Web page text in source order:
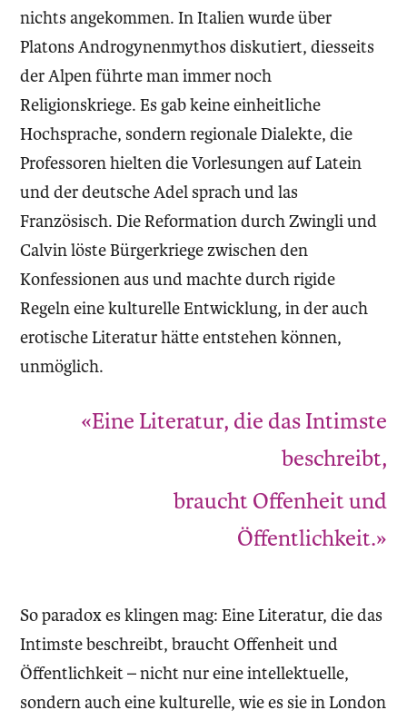
nichts angekommen. In Italien wurde über
Platons Androgynenmythos diskutiert, diesseits
der Alpen führte man immer noch
Religionskriege. Es gab keine einheitliche
Hochsprache, sondern regionale Dialekte, die
Professoren hielten die Vorlesungen auf Latein
und der deutsche Adel sprach und las
Französisch. Die Reformation durch Zwingli und
Calvin löste Bürgerkriege zwischen den
Konfessionen aus und machte durch rigide
Regeln eine kulturelle Entwicklung, in der auch
erotische Literatur hätte entstehen können,
unmöglich.
«Eine Literatur, die das Intimste
beschreibt,
braucht Offenheit und
Öffentlichkeit.»
So paradox es klingen mag: Eine Literatur, die das
Intimste beschreibt, braucht Offenheit und
Öffentlichkeit – nicht nur eine intellektuelle,
sondern auch eine kulturelle, wie es sie in London